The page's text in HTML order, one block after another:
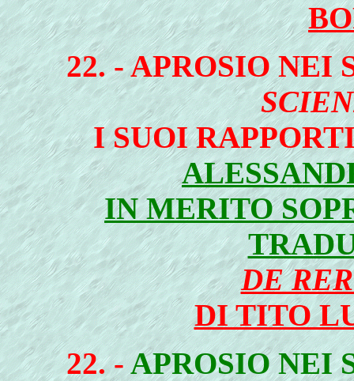
22. - APROSIO NEI
I SUOI
IN MERITO
DE
DI TITO
22. - APROSIO NEI